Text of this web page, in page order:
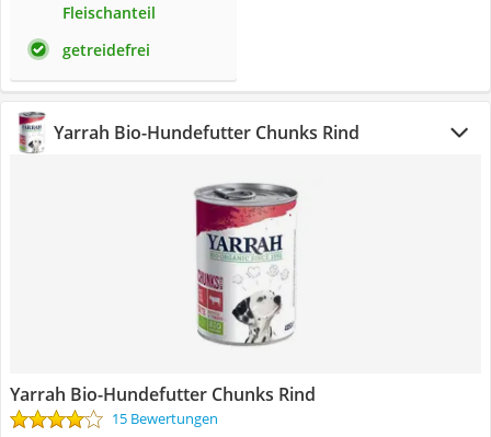
Fleischanteil
getreidefrei
Yarrah Bio-Hundefutter Chunks Rind
Yarrah Bio-Hundefutter Chunks Rind
15 Bewertungen